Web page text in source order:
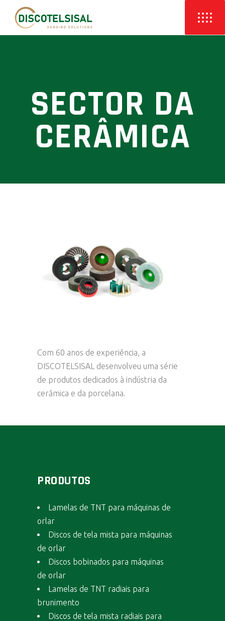
SECTOR DA
CERÂMICA
Com 60 anos de experiência, a
DISCOTELSISAL desenvolveu uma série
de produtos dedicados à indústria da
cerâmica e da porcelana.
PRODUTOS
Lamelas de TNT para máquinas de
orlar
Discos de tela mista para máquinas
de orlar
Discos bobinados para máquinas
de orlar
Lamelas de TNT radiais para
brunimento
Discos de tela mista radiais para